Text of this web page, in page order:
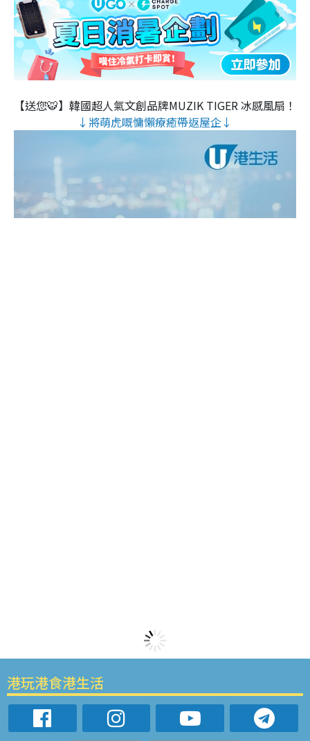
【送您🐯】韓國超人氣文創品牌MUZIK TIGER 冰感風扇！
↓將萌虎嘅慵懶療癒帶返屋企↓
港玩港食港生活